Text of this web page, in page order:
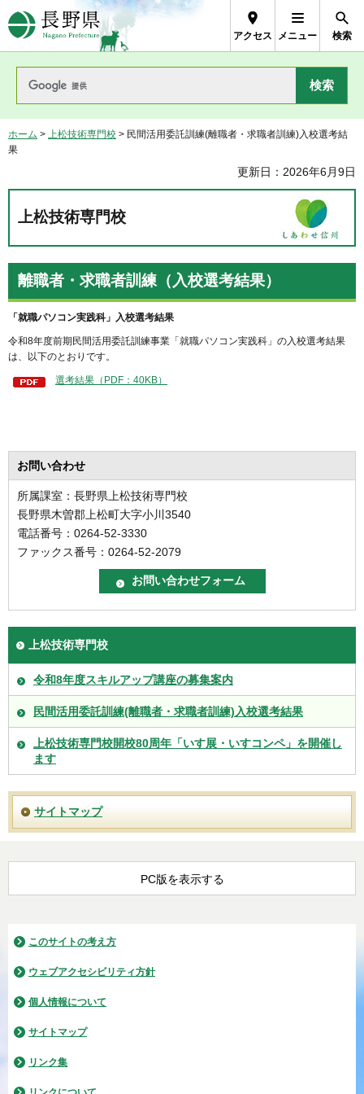
長野県Nagano Prefecture
アクセス メニュー 検索
ホーム > 上松技術専門校 > 民間活用委託訓練(離職者・求職者訓練)入校選考結
果
更新日：2026年6月9日
上松技術専門校
離職者・求職者訓練（入校選考結果）
「就職パソコン実践科」入校選考結果
令和8年度前期民間活用委託訓練事業「就職パソコン実践科」の入校選考結果
は、以下のとおりです。
選考結果（PDF：40KB）
お問い合わせ
所属課室：長野県上松技術専門校
長野県木曽郡上松町大字小川3540
電話番号：0264-52-3330
ファックス番号：0264-52-2079
上松技術専門校
令和8年度スキルアップ講座の募集案内
民間活用委託訓練(離職者・求職者訓練)入校選考結果
上松技術専門校開校80周年「いす展・いすコンペ」を開催し
ます
サイトマップ
PC版を表示する
このサイトの考え方
ウェブアクセシビリティ方針
個人情報について
サイトマップ
リンク集